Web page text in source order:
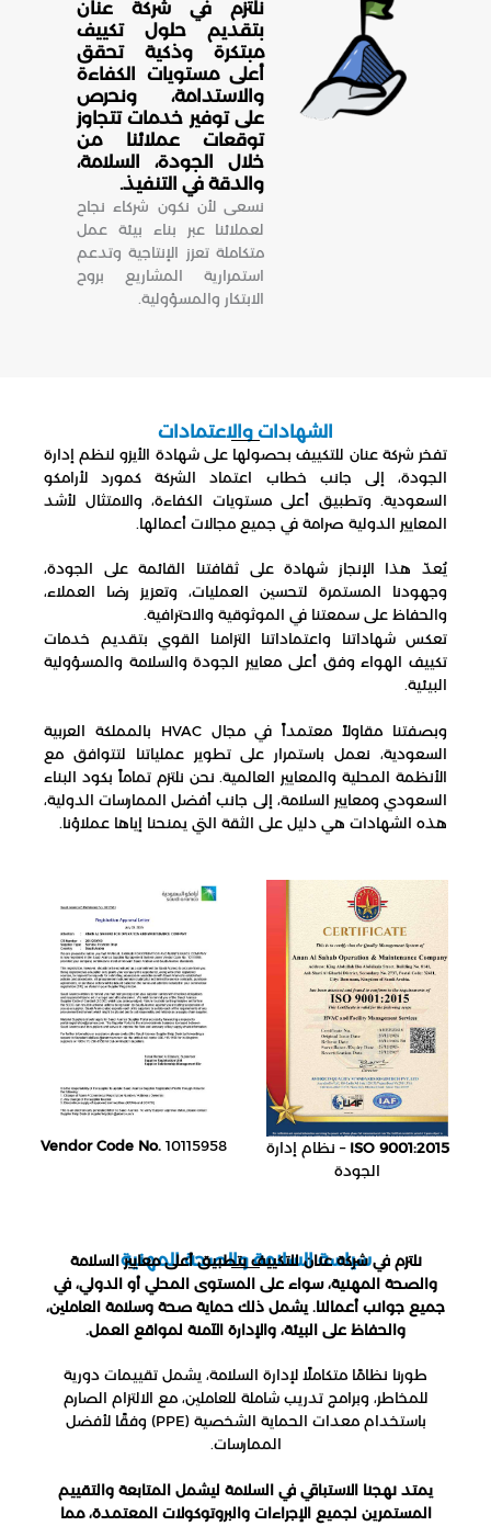
نلتزم في شركة عنان
بتقديم حلول تكييف
مبتكرة وذكية تحقق
أعلى مستويات الكفاءة
والاستدامة، ونحرص
على توفير خدمات تتجاوز
توقعات عملائنا من
خلال الجودة، السلامة،
والدقة في التنفيذ.
نسعى لأن نكون شركاء نجاح
لعملائنا عبر بناء بيئة عمل
متكاملة تعزز الإنتاجية وتدعم
استمرارية المشاريع بروح
الابتكار والمسؤولية.
الشهادات والاعتمادات
تفخر شركة عنان للتكييف بحصولها على شهادة الأيزو لنظم إدارة
الجودة، إلى جانب خطاب اعتماد الشركة كمورد لأرامكو
السعودية. وتطبيق أعلى مستويات الكفاءة، والامتثال لأشد
المعايير الدولية صرامة في جميع مجالات أعمالها.
يُعدّ هذا الإنجاز شهادة على ثقافتنا القائمة على الجودة،
وجهودنا المستمرة لتحسين العمليات، وتعزيز رضا العملاء،
والحفاظ على سمعتنا في الموثوقية والاحترافية.
تعكس شهاداتنا واعتماداتنا التزامنا القوي بتقديم خدمات
تكييف الهواء وفق أعلى معايير الجودة والسلامة والمسؤولية
البيئية.
وبصفتنا مقاولاً معتمداً في مجال HVAC بالمملكة العربية
السعودية، نعمل باستمرار على تطوير عملياتنا لتتوافق مع
الأنظمة المحلية والمعايير العالمية. نحن نلتزم تماماً بكود البناء
السعودي ومعايير السلامة، إلى جانب أفضل الممارسات الدولية،
هذه الشهادات هي دليل على الثقة التي يمنحنا إياها عملاؤنا.
ISO 9001:2015 – نظام إدارة
الجودة
Vendor Code No. 10115958
سياسة السلامة والصحة المهنية
نلتزم في شركة عنان للتكييف بتطبيق أعلى معايير السلامة
والصحة المهنية، سواء على المستوى المحلي أو الدولي، في
جميع جوانب أعمالنا. يشمل ذلك حماية صحة وسلامة العاملين،
والحفاظ على البيئة، والإدارة الآمنة لمواقع العمل.
طورنا نظامًا متكاملًا لإدارة السلامة، يشمل تقييمات دورية
للمخاطر، وبرامج تدريب شاملة للعاملين، مع الالتزام الصارم
باستخدام معدات الحماية الشخصية (PPE) وفقًا لأفضل
الممارسات.
يمتد نهجنا الاستباقي في السلامة ليشمل المتابعة والتقييم
المستمرين لجميع الإجراءات والبروتوكولات المعتمدة، مما